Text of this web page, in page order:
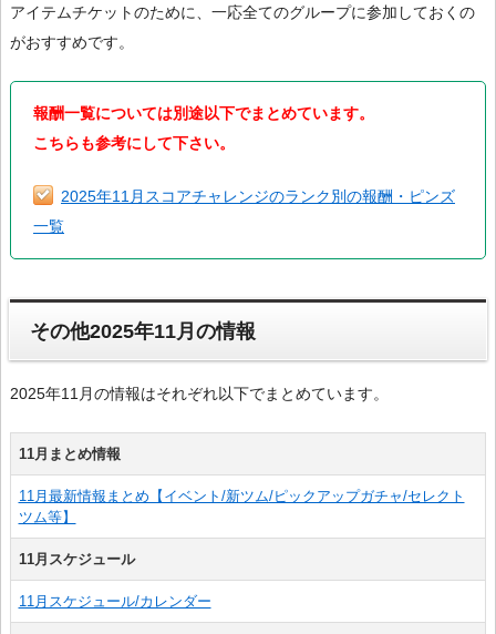
アイテムチケットのために、一応全てのグループに参加しておくの
がおすすめです。
報酬一覧については別途以下でまとめています。
こちらも参考にして下さい。
2025年11月スコアチャレンジのランク別の報酬・ピンズ
一覧
その他2025年11月の情報
2025年11月の情報はそれぞれ以下でまとめています。
11月まとめ情報
11月最新情報まとめ【イベント/新ツム/ピックアップガチャ/セレクト
ツム等】
11月スケジュール
11月スケジュール/カレンダー